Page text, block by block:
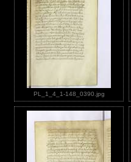
PL_1_4_1-148_0390.jpg